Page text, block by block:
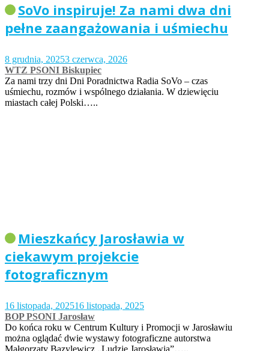
SoVo inspiruje! Za nami dwa dni
pełne zaangażowania i uśmiechu
8 grudnia, 20253 czerwca, 2026
WTZ PSONI Biskupiec
Za nami trzy dni Dni Poradnictwa Radia SoVo – czas
uśmiechu, rozmów i wspólnego działania. W dziewięciu
miastach całej Polski…..
Mieszkańcy Jarosławia w
ciekawym projekcie
fotograficznym
16 listopada, 202516 listopada, 2025
BOP PSONI Jarosław
Do końca roku w Centrum Kultury i Promocji w Jarosławiu
można oglądać dwie wystawy fotograficzne autorstwa
Małgorzaty Bazylewicz „Ludzie Jarosławia”…..